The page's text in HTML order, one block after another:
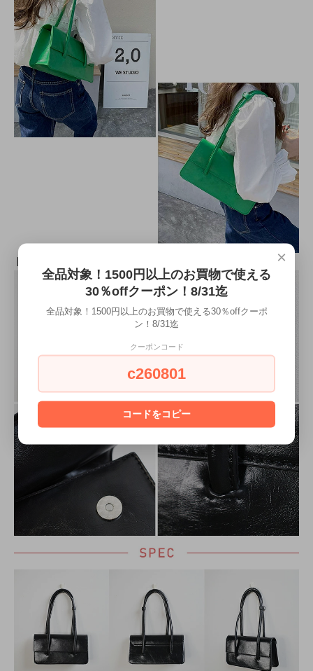
×
全品対象！1500円以上のお買物で使える
30％offクーポン！8/31迄
全品対象！1500円以上のお買物で使える30％offクーポ
ン！8/31迄
クーポンコード
c260801
コードをコピー